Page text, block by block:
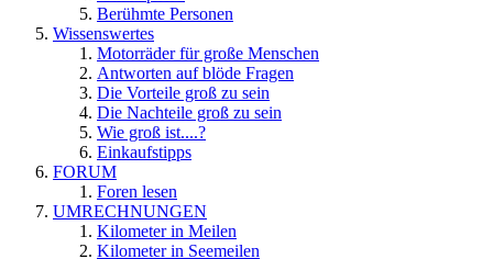
Berühmte Personen
Wissenswertes
Motorräder für große Menschen
Antworten auf blöde Fragen
Die Vorteile groß zu sein
Die Nachteile groß zu sein
Wie groß ist....?
Einkaufstipps
FORUM
Foren lesen
UMRECHNUNGEN
Kilometer in Meilen
Kilometer in Seemeilen